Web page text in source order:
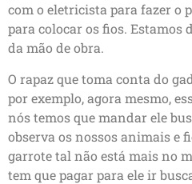
com o eletricista para fazer o
para colocar os fios. Estamos
da mão de obra.
O rapaz que toma conta do
por exemplo, agora mesmo,
nós temos que mandar ele
observa os nossos animais e
garrote tal não está mais no
tem que pagar para ele ir